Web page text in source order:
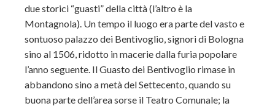
due storici “guasti” della città (l’altro è la
Montagnola). Un tempo il luogo era parte del vasto e
sontuoso palazzo dei Bentivoglio, signori di Bologna
sino al 1506, ridotto in macerie dalla furia popolare
l’anno seguente. Il Guasto dei Bentivoglio rimase in
abbandono sino a metà del Settecento, quando su
buona parte dell’area sorse il Teatro Comunale; la